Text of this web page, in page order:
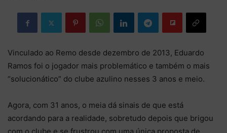
Vinculado ao Remo desde dezembro de 2013, Eduardo
Ramos foi o jogador mais problemático e também o mais
“solucionático” do clube azulino nesses 3 anos e meio.
Agora, com 31 anos, o meia dá sinais de que está
acordando para a realidade, sobretudo depois que brigou